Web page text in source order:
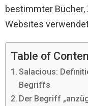
bestimmter
Websites
Table of
Salacious:
Begriffs
Der Begriff